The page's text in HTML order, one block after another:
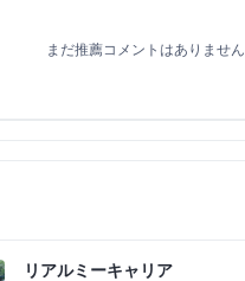
まだ推薦コメントはありません
リアルミーキャリア